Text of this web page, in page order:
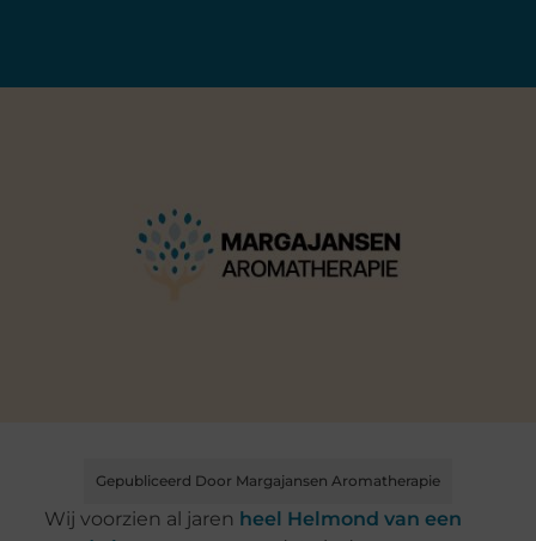
Gepubliceerd Door Margajansen Aromatherapie
Wij voorzien al jaren heel Helmond van een